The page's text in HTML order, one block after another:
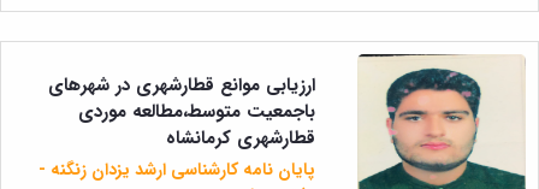
نامه ها
و
فرآیندها
آئین
نامه
نامه
های
ارزیابی موانع قطارشهری در شهرهای
باجمعیت متوسط،مطالعه موردی
قطارشهری کرمانشاه
پایان نامه کارشناسی ارشد یزدان زنگنه -